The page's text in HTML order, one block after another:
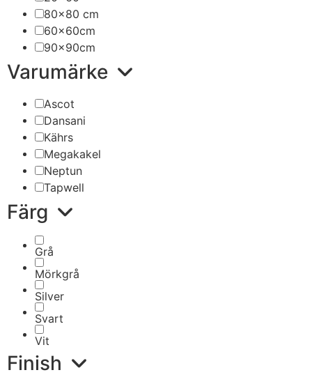
80x80 cm
60x60cm
90x90cm
Varumärke
Ascot
Dansani
Kährs
Megakakel
Neptun
Tapwell
Färg
Grå
Mörkgrå
Silver
Svart
Vit
Finish